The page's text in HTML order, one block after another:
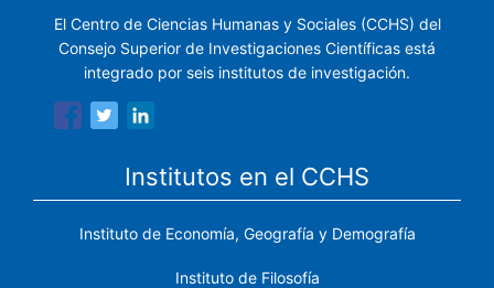
El Centro de Ciencias Humanas y Sociales (CCHS) del
Consejo Superior de Investigaciones Científicas está
integrado por seis institutos de investigación.
Institutos en el CCHS
Instituto de Economía, Geografía y Demografía
Instituto de Filosofía